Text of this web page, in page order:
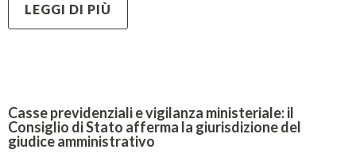
LEGGI DI PIÙ
Casse previdenziali e vigilanza ministeriale: il
Consiglio di Stato afferma la giurisdizione del
giudice amministrativo